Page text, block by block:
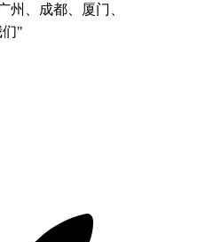
州、成都、厦门、
们"